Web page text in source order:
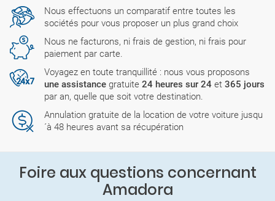
Nous effectuons un comparatif entre toutes les
sociétés pour vous proposer un plus grand choix
Nous ne facturons, ni frais de gestion, ni frais pour
paiement par carte.
Voyagez en toute tranquillité : nous vous proposons
une assistance gratuite 24 heures sur 24 et 365 jours
par an, quelle que soit votre destination.
Annulation gratuite de la location de votre voiture jusqu
´à 48 heures avant sa récupération
Foire aux questions concernant
Amadora